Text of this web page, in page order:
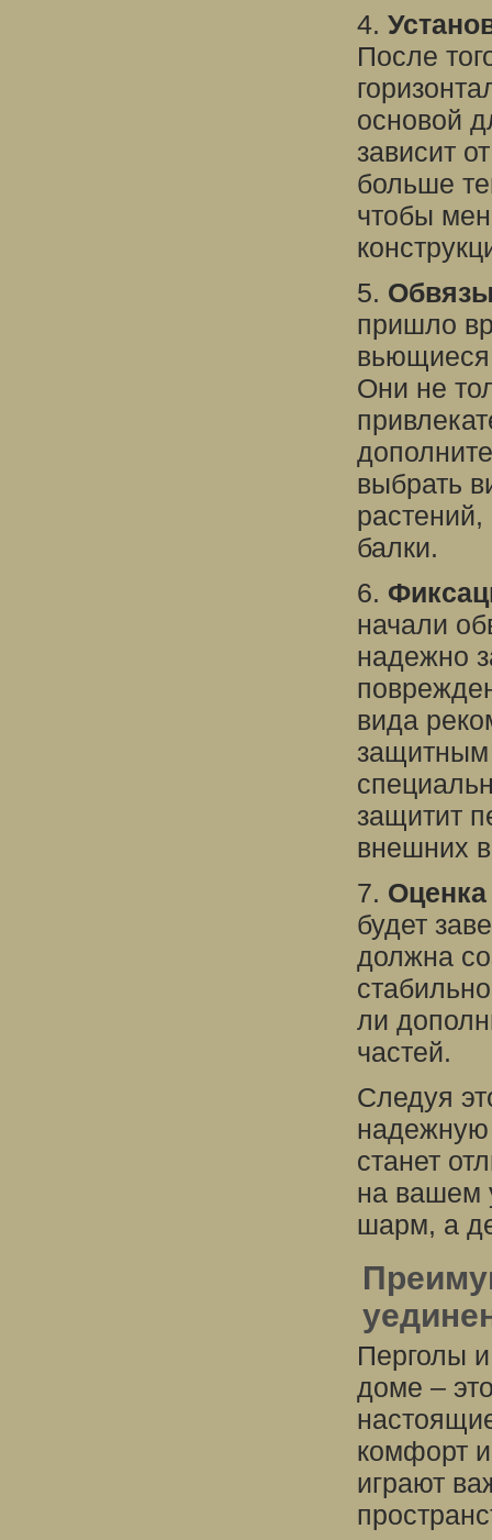
4.
После
основой
зависит
больше
чтобы
5.
пришло
вьющиеся
Они не
выбрать
растений,
балки.
6.
начали
надежно
вида
защитным
защитит
внешних
7. Оценка
будет
должна
ли
частей.
Следуя
надежную
станет
на вашем
шарм, а
Перголы
доме –
комфорт
играют